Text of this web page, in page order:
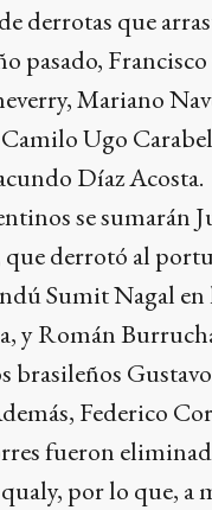
derrotas que
pasado,
Mariano
Ugo
Díaz Acosta.
se sumarán
derrotó al
Sumit Nagal en
y Román
brasileños
Federico
fueron
por lo que, a